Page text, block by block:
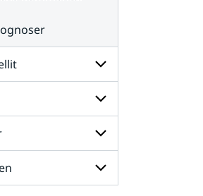
Undersidor
för
Radar
och
satellit
Undersidor
för
Väder
till
havs
Undersidor
för